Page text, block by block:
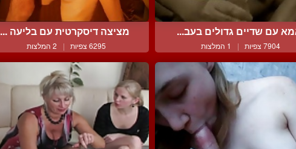
עם שדיים גדולים בעב...
7904 צפיות | 1 המלצות
מציצה דיסקרטית עם בליעה ...
6295 צפיות | 2 המלצות